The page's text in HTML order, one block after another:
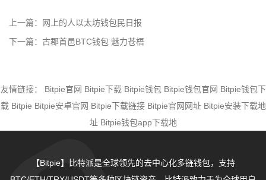
上一篇：
网上的人以太坊钱包民日报
下一篇： 古郡首邑BTC钱包 魅力苍梧
友情链接： Bitpie官网 Bitpie下载 Bitpie钱包 Bitpie钱包官网 Bitpie钱包下
载 Bitpie Bitpie安卓官网 Bitpie下载链接 Bitpie官网网址 Bitpie安装下载地
址 Bitpie钱包app下载地
【Bitpie】比特派是全球领先的去中心化多链钱包，支持